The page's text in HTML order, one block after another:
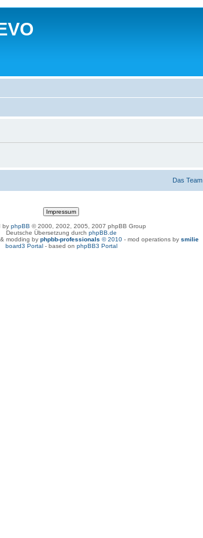
Das Team
by phpBB © 2000, 2002, 2005, 2007 phpBB Group
Deutsche Übersetzung durch phpBB.de
modding by phpbb-professionals © 2010 - mod operations by smilie
board3 Portal- based on phpBB3 Portal